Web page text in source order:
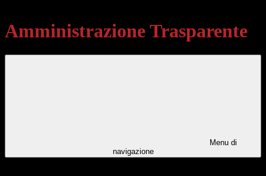
Amministrazione Trasparente
Menu di
navigazione